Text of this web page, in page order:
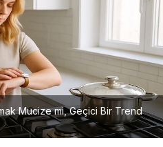
Mucize mi, Geçici Bir Trend